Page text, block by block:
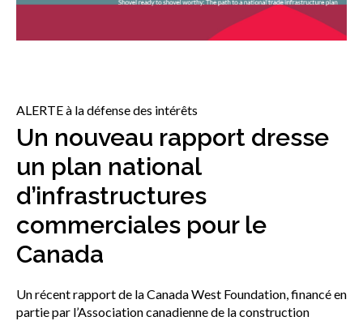
Services axés sur les pratiques
Show
sub
Événements
ALERTE à la défense des intérêts
Un nouveau rapport dresse
un plan national
d’infrastructures
commerciales pour le
Canada
Un récent rapport de la Canada West Foundation, financé en
partie par l’Association canadienne de la construction